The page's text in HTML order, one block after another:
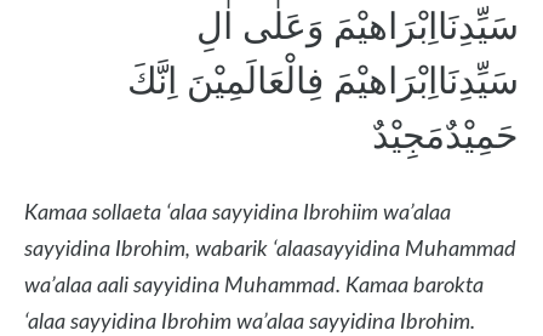
سَيِّدِنَااِبْرَاهيْمَ وَعَلٰى اٰلِ
سَيِّدِنَااِبْرَاهيْمَ فِالْعَالَمِيْنَ اِنَّكَ
حَمِيْدٌمَجِيْدٌ
Kamaa sollaeta ‘alaa sayyidina Ibrohiim wa’alaa
sayyidina Ibrohim, wabarik ‘alaasayyidina Muhammad
wa’alaa aali sayyidina Muhammad. Kamaa barokta
‘alaa sayyidina Ibrohim wa’alaa sayyidina Ibrohim.